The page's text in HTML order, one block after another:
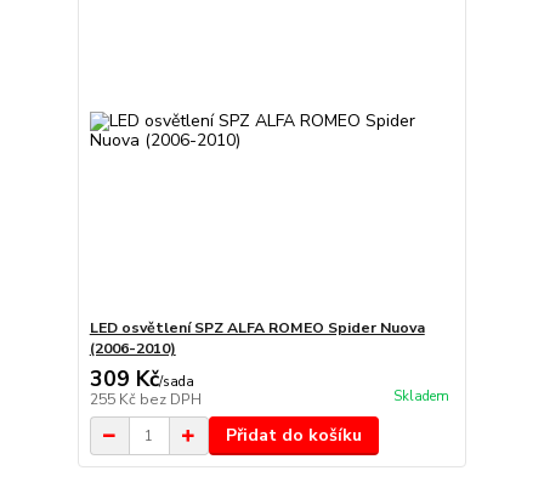
LED osvětlení SPZ ALFA ROMEO Spider Nuova
(2006-2010)
309 Kč/sada
255 Kč bez DPH Skladem
Přidat do košíku